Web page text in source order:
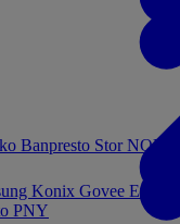
Banpresto Stor
Konix Govee
PNY